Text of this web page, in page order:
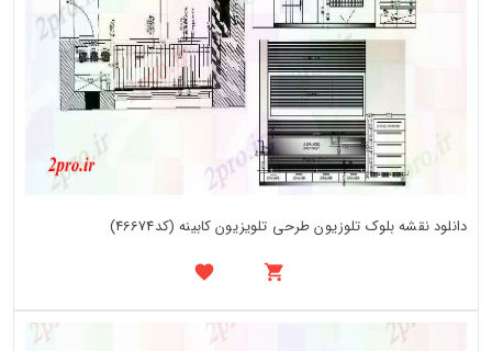
دانلود نقشه بلوک تلوزیون طرحی تلویزیون کابینه (کد46674)